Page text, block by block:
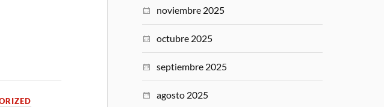
noviembre 2025
octubre 2025
septiembre 2025
agosto 2025